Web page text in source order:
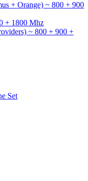
+ Orange) ~ 800 + 900
+ 1800 Mhz
~ 800 + 900 +
Set